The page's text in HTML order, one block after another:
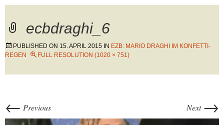
ecbdraghi_6
PUBLISHED ON 15. APRIL 2015 IN EZB: MARIO DRAGHI IM KONFETTI-
REGEN
FULL RESOLUTION (1020 × 751)
← Previous Next →